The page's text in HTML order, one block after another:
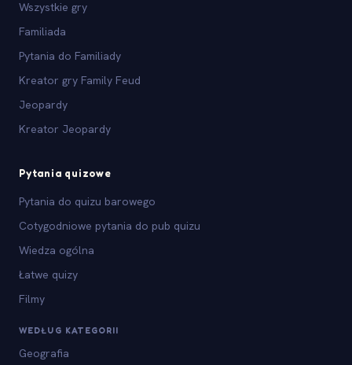
Wszystkie gry
Familiada
Pytania do Familiady
Kreator gry Family Feud
Jeopardy
Kreator Jeopardy
Pytania quizowe
Pytania do quizu barowego
Cotygodniowe pytania do pub quizu
Wiedza ogólna
Łatwe quizy
Filmy
WEDŁUG KATEGORII
Geografia